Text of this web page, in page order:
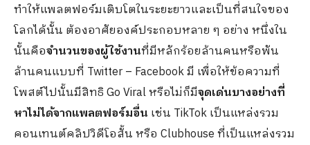
ทำให้แพลตฟอร์มเติบโตในระยะยาวและเป็นที่สนใจของ
โลกได้นั้น ต้องอาศัยองค์ประกอบหลาย ๆ อย่าง หนึ่งใน
นั้นคือจำนวนของผู้ใช้งานที่มีหลักร้อยล้านคนหรือพัน
ล้านคนแบบที่ Twitter – Facebook มี เพื่อให้ข้อความที่
โพสต์ไปนั้นมีสิทธิ Go Viral หรือไม่ก็มีจุดเด่นบางอย่างที่
หาไม่ได้จากแพลตฟอร์มอื่น เช่น TikTok เป็นแหล่งรวม
คอนเทนต์คลิปวิดีโอสั้น หรือ Clubhouse ที่เป็นแหล่งรวม